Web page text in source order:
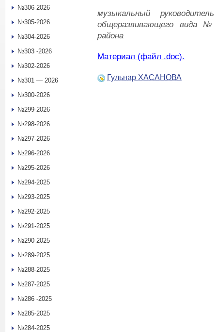
музыкальный
общеразвивающего вида
района
Материал (файл .doc).
Гульнар ХАСАНОВА
№306-2026
№305-2026
№304-2026
№303 -2026
№302-2026
№301 — 2026
№300-2026
№299-2026
№298-2026
№297-2026
№296-2026
№295-2026
№294-2025
№293-2025
№292-2025
№291-2025
№290-2025
№289-2025
№288-2025
№287-2025
№286 -2025
№285-2025
№284-2025